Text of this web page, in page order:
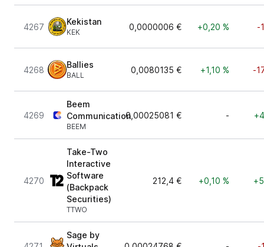
4267
Kekistan
KEK
0,0000006 € +0,20 % -
4268
Ballies
BALL
0,0080135 € +1,10 % -
4269
Beem
Communication
BEEM
0,00025081 € -
4270
Take-Two
Interactive
Software
(Backpack
Securities)
TTWO
212,4 € +0,10 %
Sage by